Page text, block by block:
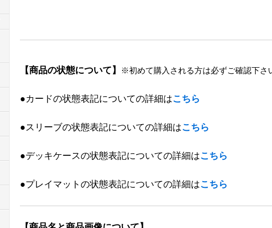
【商品の状態について】 ※初めて購入される方は必ずご確認下さ
●カードの状態表記についての詳細はこちら
●スリーブの状態表記についての詳細はこちら
●デッキケースの状態表記についての詳細はこちら
●プレイマットの状態表記についての詳細はこちら